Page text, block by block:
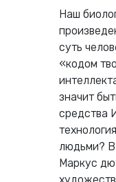
Наш
суть
«кодом
значит
средства
людьми? В
Маркус дю